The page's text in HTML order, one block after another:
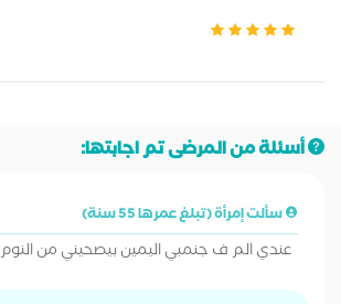
أسئلة من المرضى تم اجابتها:
سألت إمرأة (تبلغ عمرها 55 سنة)
عندي الم ف جنمبي اليمين بيصحيني من النوم